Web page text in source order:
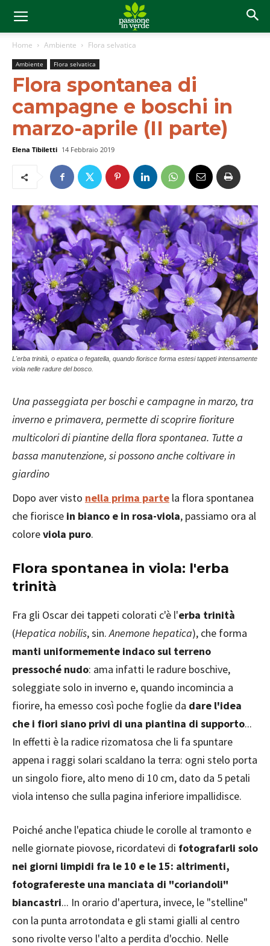
Home Ambiente Flora selvatica
Ambiente Flora selvatica
Flora spontanea di
campagne e boschi in
marzo-aprile (II parte)
Elena Tibiletti 14 Febbraio 2019
L'erba trinità, o epatica o fegatella, quando fiorisce forma estesi tappeti intensamente
viola nelle radure del bosco.
Una passeggiata per boschi e campagne in marzo, tra
inverno e primavera, permette di scoprire fioriture
multicolori di piantine della flora spontanea. Tutte a
bassa manutenzione, si possono anche coltivare in
giardino
Dopo aver visto nella prima parte la flora spontanea
che fiorisce in bianco e in rosa-viola, passiamo ora al
coloreviola puro.
Flora spontanea in viola: l'erba
trinità
Fra gli Oscar dei tappeti colorati c'è l'erba trinità
(Hepatica nobilis, sin.Anemone hepatica), che forma
manti uniformemente indaco sul terreno
pressoché nudo: ama infatti le radure boschive,
soleggiate solo in inverno e, quando incomincia a
fiorire, ha emesso così poche foglie da dare l'idea
che i fiori siano privi di una piantina di supporto...
In effetti è la radice rizomatosa che li fa spuntare
appena i raggi solari scaldano la terra: ogni stelo porta
un singolo fiore, alto meno di 10 cm, dato da 5 petali
viola intenso che sulla pagina inferiore impallidisce.
Poiché anche l'epatica chiude le corolle al tramonto e
nelle giornate piovose, ricordatevi di fotografarli solo
nei giorni limpidi fra le 10 e le 15: altrimenti,
fotografereste una manciata di "coriandoli"
biancastri... In orario d'apertura, invece, le "stelline"
con la punta arrotondata e gli stami gialli al centro
sono rivolte verso l'alto a perdita d'occhio. Nelle